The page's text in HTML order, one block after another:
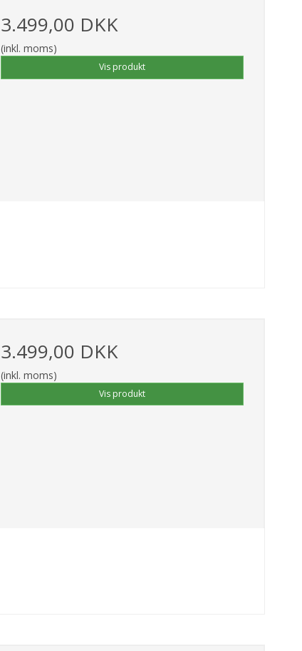
3.499,00 DKK
(inkl. moms)
Vis produkt
3.499,00 DKK
(inkl. moms)
Vis produkt